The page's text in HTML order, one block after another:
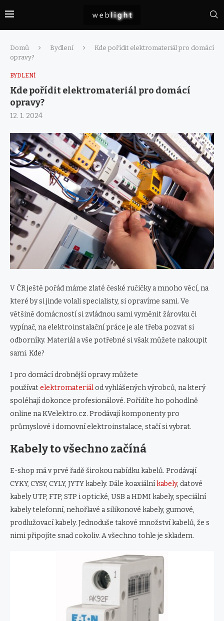
Domů Bydlení
Kde pořídit elektromateriál pro domácí
opravy?
BYDLENÍ
Kde pořídit elektromateriál pro domácí
opravy?
12. 1. 2024
V ČR ještě pořád máme zlaté české ručičky a mnoho věcí, na
které by si jinde volali specialisty, si opravíme sami. Ve
většině domácností si zvládnou sami vyměnit žárovku či
vypínač, na elektroinstalační práce je ale třeba pozvat si
odborníky. Materiál a vše potřebné si však můžete nakoupit
sami. Kde?
I pro domácí drobnější opravy můžete
používatelektromateriálod vyhlášených výrobců, na který
spoléhají dokonce profesionálové. Pořídíte ho pohodlně
online na KVelektro.cz. Prodávají komponenty pro
průmyslové i domovní elektroinstalace, stačí si vybrat.
Kabely to všechno začíná
E-shop má v prvé řadě širokou nabídku kabelů. Prodávají
CYKY, CYSY, CYLY, JYTY kabely. Dále koaxiálníkabely, datové
kabely UTP, FTP, STP i optické, USB a HDMI kabely, speciální
kabely telefonní, nehořlavé a silikonové kabely, gumové,
prodlužovací kabely. Jednoduše takové množství kabelů, že s
nimi připojíte snad cokoliv. A všechno tohle je skladem.